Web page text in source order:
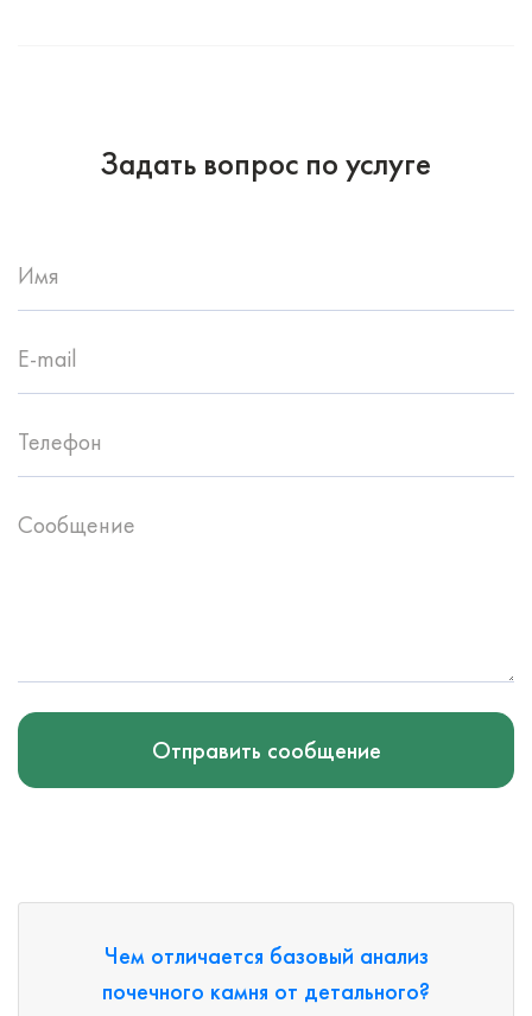
Задать вопрос по услуге
Имя
E-mail
Телефон
Сообщение
Отправить сообщение
Чем отличается базовый анализ
почечного камня от детального?